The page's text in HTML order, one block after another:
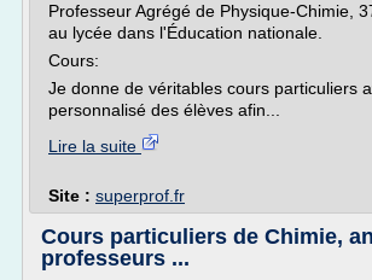
Professeur Agrégé de Physique-Chimie,
au lycée dans l'Éducation nationale.
Cours:
Je donne de véritables cours particuliers
personnalisé des élèves afin...
Lire la suite
Site : superprof.fr
Cours particuliers de Chimie,
professeurs ...